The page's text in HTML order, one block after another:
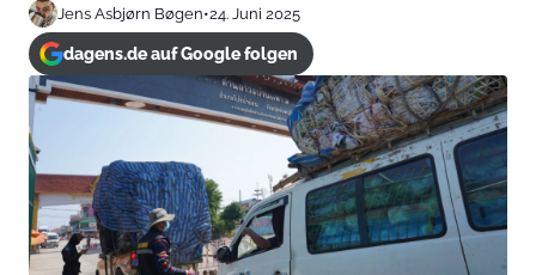
Jens Asbjørn Bøgen•24. Juni 2025
dagens.de auf Google folgen